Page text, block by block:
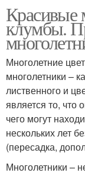
Красивые
клумбы.
Многолетние
многолетники –
лиственного и
является то, что
чего могут
нескольких лет
(пересадка,
Многолетники –